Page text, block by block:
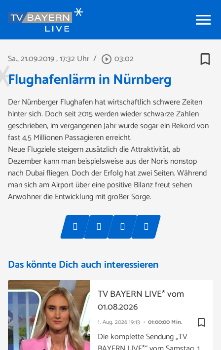
menu
Sa., 21.09.2019, 17:32 Uhr / play_circle_outline 03:02 bookmark_border
Flughafenlärm in Nürnberg
Der Nürnberger Flughafen hat wirtschaftlich schwere Zeiten
hinter sich. Doch seit 2015 werden wieder schwarze Zahlen
geschrieben, im vergangenen Jahr wurde sogar ein Rekord von
fast 4,5 Millionen Passagieren erreicht.
Neue Flugziele steigern zusätzlich die Attraktivität, ab
Dezember kann man beispielsweise aus der Noris nonstop
nach Dubai fliegen. Doch der Erfolg hat zwei Seiten. Während
man sich am Airport über eine positive Bilanz freut sehen
Anwohner die Entwicklung mit großer Sorge.
Das könnte Dich auch interessieren
bookmark_border
1. Aug. 202619:13 01:00:00 Min.
TV BAYERN LIVE* vom
01.08.2026
Die komplette Sendung „TV